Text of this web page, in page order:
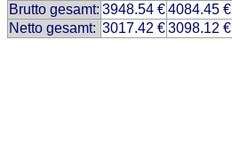
Brutto gesamt: 3948.54 €4084.45 €
Netto gesamt: 3017.42 €3098.12 €